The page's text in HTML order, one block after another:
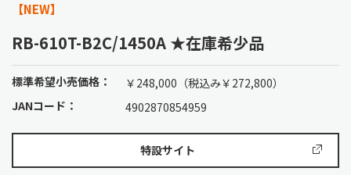
【NEW】
RB-610T-B2C/1450A ★在庫希少品
標準希望小売価格：
￥248,000（税込み￥272,800）
JANコード：
4902870854959
特設サイト